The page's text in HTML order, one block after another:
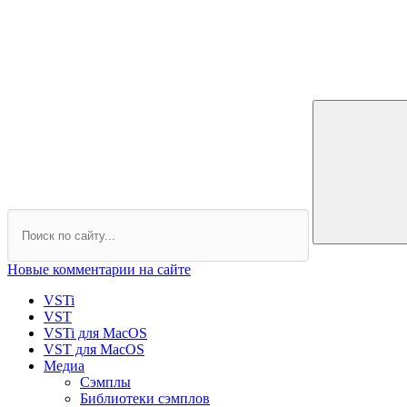
Новые комментарии на сайте
VSTi
VST
VSTi для MacOS
VST для MacOS
Медиа
Сэмплы
Библиотеки сэмплов